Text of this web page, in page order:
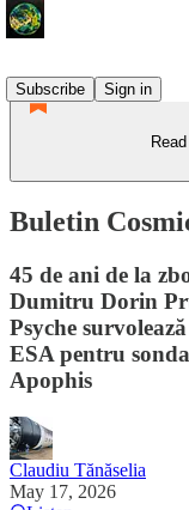
Subscribe
Sign in
Buletin
45 de ani de la
Dumitru Dorin
Psyche
ESA pentru
Apophis
Claudiu Tănăselia
May 17, 2026